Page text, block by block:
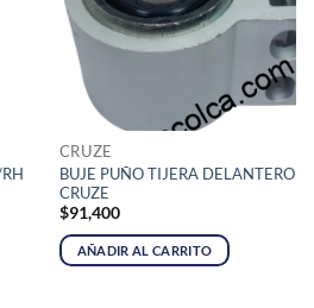
CRUZE
BUJE PUÑO TIJERA DELANTERO
CRUZE
$91,400
AÑADIR AL CARRITO